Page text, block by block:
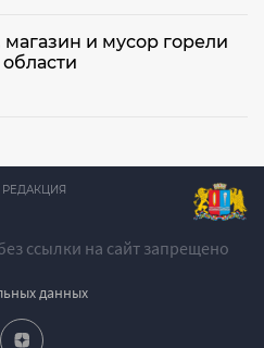
и мусор горели
ссылки на сайт запрещено
данных
РЕДАКЦИЯ